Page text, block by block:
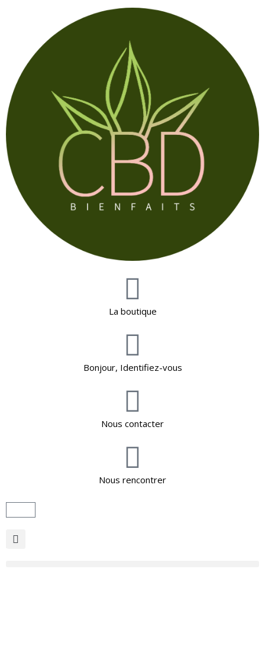
La boutique
Bonjour, Identifiez-vous
Nous contacter
Nous rencontrer